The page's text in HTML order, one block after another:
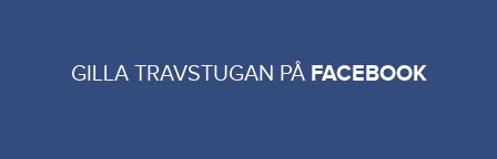
GILLA TRAVSTUGAN PÅ FACEBOOK